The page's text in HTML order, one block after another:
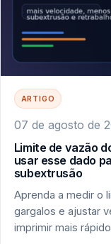
ARTIGO
07 de agosto de
Limite de vazão
usar esse dado
subextrusão
Aprenda a medir o
gargalos e ajustar
imprimir mais